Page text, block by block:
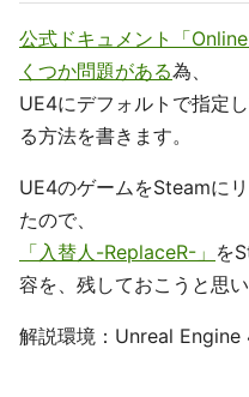
公式ドキュメント「
くつか問題がある為、
UE4にデフォルトで指定
る方法を書きます。
UE4のゲームをSteamに
たので、
「入替人-ReplaceR-」 を
容を、残しておこうと思い
解説環境：Unreal